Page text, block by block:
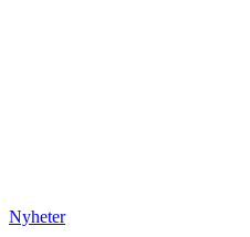
Nyheter